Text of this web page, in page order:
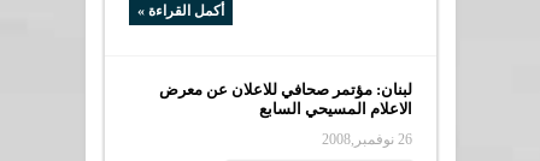
أكمل القراءة »
لبنان: مؤتمر صحافي للاعلان عن معرض
الاعلام المسيحي السابع
26 نوفمبر,2008